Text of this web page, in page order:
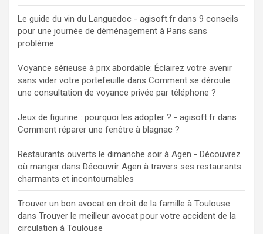
Le guide du vin du Languedoc - agisoft.fr dans 9 conseils
pour une journée de déménagement à Paris sans
problème
Voyance sérieuse à prix abordable: Éclairez votre avenir
sans vider votre portefeuille dans Comment se déroule
une consultation de voyance privée par téléphone ?
Jeux de figurine : pourquoi les adopter ? - agisoft.fr dans
Comment réparer une fenêtre à blagnac ?
Restaurants ouverts le dimanche soir à Agen - Découvrez
où manger dans Découvrir Agen à travers ses restaurants
charmants et incontournables
Trouver un bon avocat en droit de la famille à Toulouse
dans Trouver le meilleur avocat pour votre accident de la
circulation à Toulouse